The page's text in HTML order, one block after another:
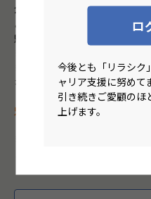
ロ
今後とも「リラシク
ャリア支援に努めて
引き続きご愛顧のほ
上げます。
企業のIT投資は秘匿性が高く
よう配慮が必要です。
魅力的なプロジェクトに携わ
また、求人掲載前に既存の会
なる求人も多数あります。
魅力的な求人は大人気！会員